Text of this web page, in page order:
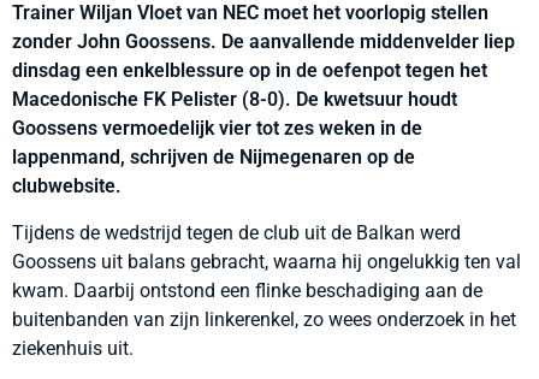
Trainer Wiljan Vloet van NEC moet het voorlopig stellen
zonder John Goossens. De aanvallende middenvelder liep
dinsdag een enkelblessure op in de oefenpot tegen het
Macedonische FK Pelister (8-0). De kwetsuur houdt
Goossens vermoedelijk vier tot zes weken in de
lappenmand, schrijven de Nijmegenaren op de
clubwebsite.
Tijdens de wedstrijd tegen de club uit de Balkan werd
Goossens uit balans gebracht, waarna hij ongelukkig ten val
kwam. Daarbij ontstond een flinke beschadiging aan de
buitenbanden van zijn linkerenkel, zo wees onderzoek in het
ziekenhuis uit.